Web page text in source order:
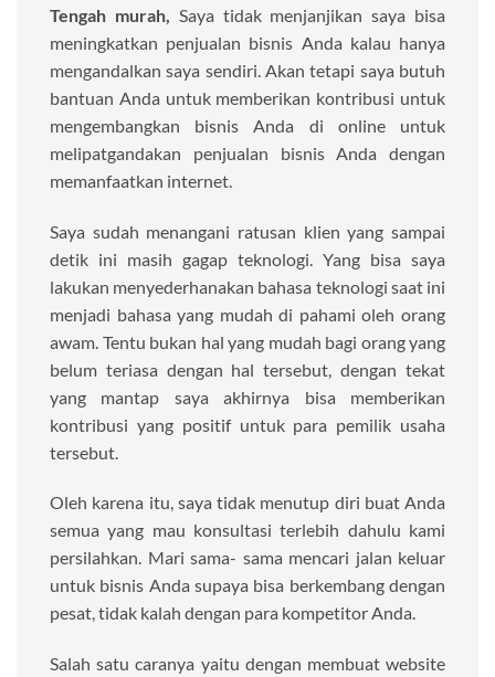
Tengah murah, Saya tidak menjanjikan saya bisa
meningkatkan penjualan bisnis Anda kalau hanya
mengandalkan saya sendiri. Akan tetapi saya butuh
bantuan Anda untuk memberikan kontribusi untuk
mengembangkan bisnis Anda di online untuk
melipatgandakan penjualan bisnis Anda dengan
memanfaatkan internet.
Saya sudah menangani ratusan klien yang sampai
detik ini masih gagap teknologi. Yang bisa saya
lakukan menyederhanakan bahasa teknologi saat ini
menjadi bahasa yang mudah di pahami oleh orang
awam. Tentu bukan hal yang mudah bagi orang yang
belum teriasa dengan hal tersebut, dengan tekat
yang mantap saya akhirnya bisa memberikan
kontribusi yang positif untuk para pemilik usaha
tersebut.
Oleh karena itu, saya tidak menutup diri buat Anda
semua yang mau konsultasi terlebih dahulu kami
persilahkan. Mari sama- sama mencari jalan keluar
untuk bisnis Anda supaya bisa berkembang dengan
pesat, tidak kalah dengan para kompetitor Anda.
Salah satu caranya yaitu dengan membuat website